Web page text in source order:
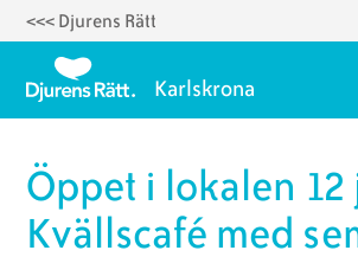
Hoppa
huvudinnehåll
<<< Djurens Rätt
Karlskrona
Om oss
Styrelse 2025
Temadagar
Öppet i lokalen
Kvällscafé med